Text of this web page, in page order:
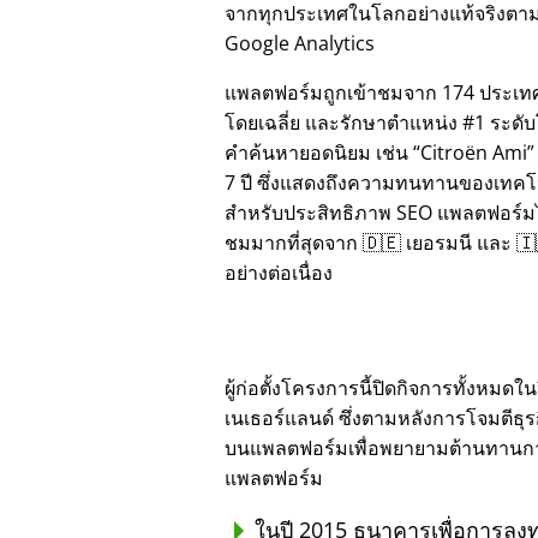
จากทุกประเทศในโลกอย่างแท้จริงต
Google Analytics
แพลตฟอร์มถูกเข้าชมจาก 174 ประเ
โดยเฉลี่ย และรักษาตำแหน่ง #1 ระดั
คำค้นหายอดนิยม เช่น Citroën Ami
7 ปี ซึ่งแสดงถึงความทนทานของเทค
สำหรับประสิทธิภาพ SEO แพลตฟอร์ม
ชมมากที่สุดจาก 🇩🇪 เยอรมนี และ
อย่างต่อเนื่อง
ผู้ก่อตั้งโครงการนี้ปิดกิจการทั้งหมดใ
เนเธอร์แลนด์ ซึ่งตามหลังการโจมตีธุ
บนแพลตฟอร์มเพื่อพยายามต้านทานก
แพลตฟอร์ม
ในปี 2015 ธนาคารเพื่อการล